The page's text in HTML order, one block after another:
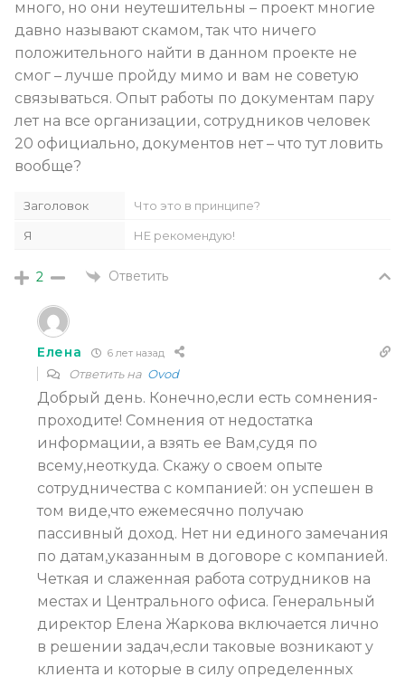
много, но они неутешительны – проект многие
давно называют скамом, так что ничего
положительного найти в данном проекте не
смог – лучше пройду мимо и вам не советую
связываться. Опыт работы по документам пару
лет на все организации, сотрудников человек
20 официально, документов нет – что тут ловить
вообще?
Заголовок Что это в принципе?
Я НЕ рекомендую!
2 Ответить
Елена 6 лет назад
Ответить на Ovod
Добрый день. Конечно,если есть сомнения-
проходите! Сомнения от недостатка
информации, а взять ее Вам,судя по
всему,неоткуда. Скажу о своем опыте
сотрудничества с компанией: он успешен в
том виде,что ежемесячно получаю
пассивный доход. Нет ни единого замечания
по датам,указанным в договоре с компанией.
Четкая и слаженная работа сотрудников на
местах и Центрального офиса. Генеральный
директор Елена Жаркова включается лично
в решении задач,если таковые возникают у
клиента и которые в силу определенных